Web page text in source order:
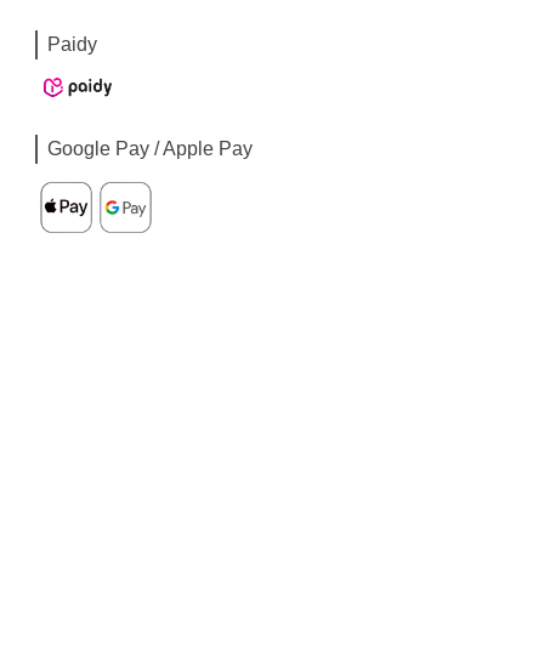
Paidy
Google Pay / Apple Pay